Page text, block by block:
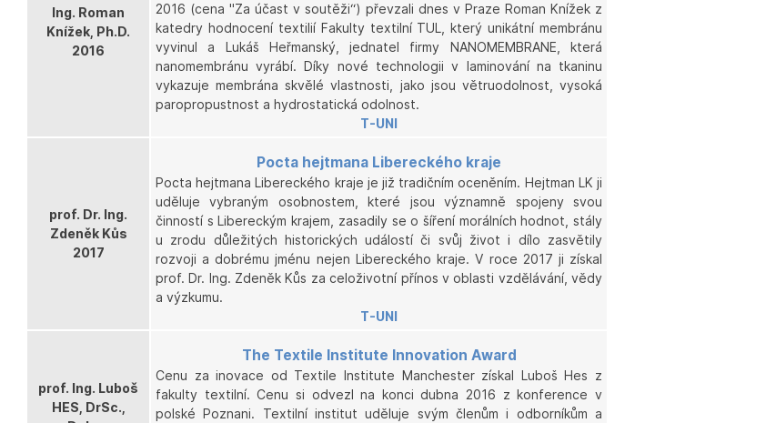
Ing. Roman
Knížek, Ph.D.
2016
2016 (cena "Za účast v soutěži“) převzali dnes v Praze Roman Knížek z
katedry hodnocení textilií Fakulty textilní TUL, který unikátní membránu
vyvinul a Lukáš Heřmanský, jednatel firmy NANOMEMBRANE, která
nanomembránu vyrábí. Díky nové technologii v laminování na tkaninu
vykazuje membrána skvělé vlastnosti, jako jsou větruodolnost, vysoká
paropropustnost a hydrostatická odolnost.
T-UNI
prof. Dr. Ing.
Zdeněk Kůs
2017
Pocta hejtmana Libereckého kraje
Pocta hejtmana Libereckého kraje je již tradičním oceněním. Hejtman LK ji
uděluje vybraným osobnostem, které jsou významně spojeny svou
činností s Libereckým krajem, zasadily se o šíření morálních hodnot, stály
u zrodu důležitých historických událostí či svůj život i dílo zasvětily
rozvoji a dobrému jménu nejen Libereckého kraje. V roce 2017 ji získal
prof. Dr. Ing. Zdeněk Kůs za celoživotní přínos v oblasti vzdělávání, vědy
a výzkumu.
T-UNI
prof. Ing. Luboš
HES, DrSc.,
The Textile Institute Innovation Award
Cenu za inovace od Textile Institute Manchester získal Luboš Hes z
fakulty textilní. Cenu si odvezl na konci dubna 2016 z konference v
polské Poznani. Textilní institut uděluje svým členům i odborníkům a